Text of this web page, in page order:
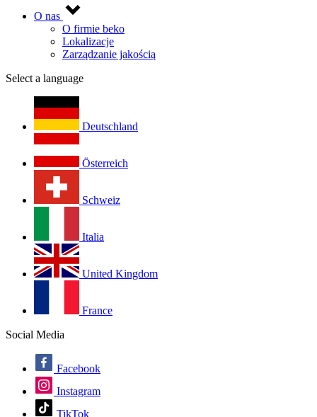
O nas
O firmie beko
Lokalizacje
Zarządzanie jakością
Select a language
Deutschland
Österreich
Schweiz
Italia
United Kingdom
France
Social Media
Facebook
Instagram
TikTok